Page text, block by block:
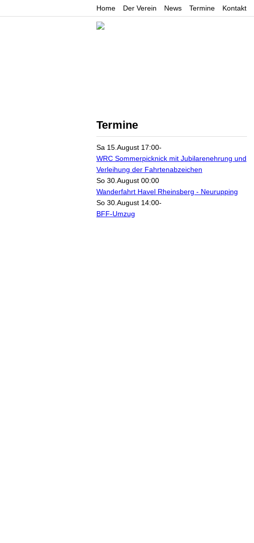
Home Der Verein News Termine Kontakt
Termine
Sa 15.August 17:00-
WRC Sommerpicknick mit Jubilarenehrung und
Verleihung der Fahrtenabzeichen
So 30.August 00:00
Wanderfahrt Havel Rheinsberg - Neurupping
So 30.August 14:00-
BFF-Umzug